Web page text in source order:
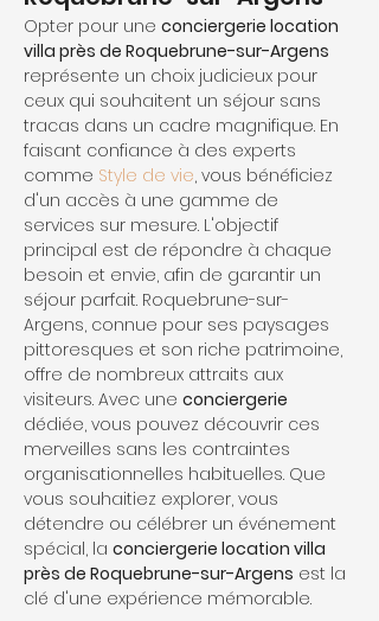
Opter pour une conciergerie location
villa près de Roquebrune-sur-Argens
représente un choix judicieux pour
ceux qui souhaitent un séjour sans
tracas dans un cadre magnifique. En
faisant confiance à des experts
comme Style de vie, vous bénéficiez
d'un accès à une gamme de
services sur mesure. L'objectif
principal est de répondre à chaque
besoin et envie, afin de garantir un
séjour parfait. Roquebrune-sur-
Argens, connue pour ses paysages
pittoresques et son riche patrimoine,
offre de nombreux attraits aux
visiteurs. Avec une conciergerie
dédiée, vous pouvez découvrir ces
merveilles sans les contraintes
organisationnelles habituelles. Que
vous souhaitiez explorer, vous
détendre ou célébrer un événement
spécial, la conciergerie location villa
près de Roquebrune-sur-Argens est la
clé d'une expérience mémorable.